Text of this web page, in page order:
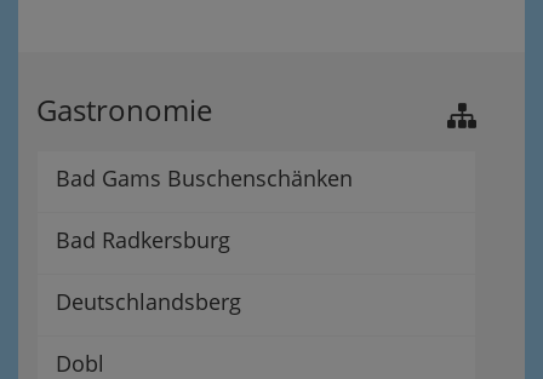
Gastronomie
Bad Gams Buschenschänken
Bad Radkersburg
Deutschlandsberg
Dobl